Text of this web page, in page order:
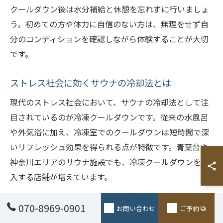
クールダウン後は水分補給と休憩を忘れずに行いましょ
う。初めての方や体力に自信のない方は、無理をせず自
分のコンディションを確認しながら体験することが大切
です。
ストレス社会に効くサウナの冷却法とは
現代のストレス社会において、サウナの冷却法として注
目されているのが冷凍クールダウンです。従来の水風呂
や外気浴に加え、冷凍室でのクールダウンは短時間で深
いリフレッシュ効果を得られる点が特徴です。青葉台や
神奈川エリアのサウナ施設でも、冷凍クールダウンを導
入する店舗が増えています。
冷凍クールダウンは、サウナで高まった血流を一気に収
縮させることで、血液循環の改善や疲労回復、さらには
070-8969-0901 お問い合わせ ご予約